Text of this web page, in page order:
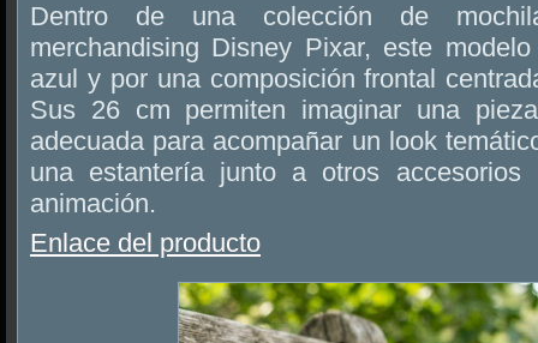
Dentro de una colección de
merchandising Disney Pixar, este
azul y por una composición frontal
Sus 26 cm permiten imaginar una
adecuada para acompañar un look
una estantería junto a otros
animación.
Enlace del producto